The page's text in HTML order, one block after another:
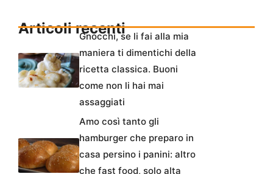
Articoli recentiGnocchi, se li fai alla mia
maniera ti dimentichi della
ricetta classica. Buoni
come non li hai mai
assaggiati
Amo così tanto gli
hamburger che preparo in
casa persino i panini: altro
che fast food, solo alta